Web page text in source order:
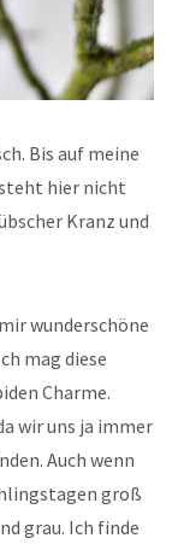
Bis auf meine
hier nicht
Kranz und
wunderschöne
mag diese
Charme.
wir uns ja immer
Auch wenn
groß
grau. Ich finde